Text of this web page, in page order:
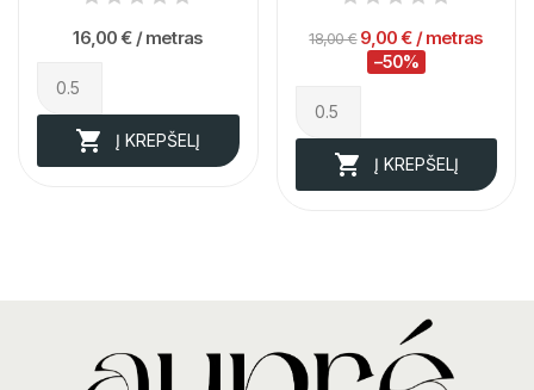
16,00 € / metras
 Į KREPŠELĮ
18,00 € 9,00 € / metras
−50%
 Į KREPŠELĮ